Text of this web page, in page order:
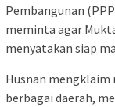
Pembangunan
meminta agar
menyatakan siap
Husnan mengklaim
berbagai daerah,